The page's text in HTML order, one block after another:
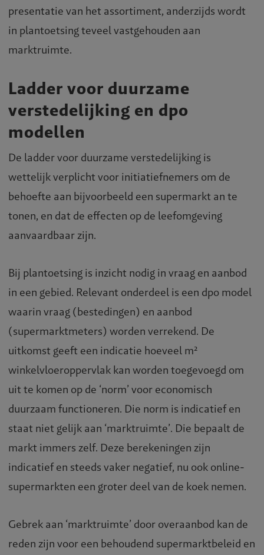
presentatie van het assortiment, anderzijds wordt
in plantoetsing teveel vastgehouden aan
marktruimte.
Ladder voor duurzame
verstedelijking en dpo
modellen
De ladder voor duurzame verstedelijking is
wettelijk verplicht voor initiatiefnemers om de
behoefte aan bijvoorbeeld een supermarkt an te
tonen, en dat de effecten op de leefomgeving
aanvaardbaar zijn.
Bij plantoetsing is inzicht nodig in vraag en aanbod
in een gebied. Relevant onderdeel is een dpo model
waarin vraag (bestedingen) en aanbod
(supermarktmeters) worden verrekend. De
uitkomst geeft een indicatie hoeveel m²
winkelvloeroppervlak kan worden toegevoegd om
uit te komen op de ‘norm’ voor economisch
duurzaam functioneren. Die norm is indicatief en
staat niet gelijk aan ‘marktruimte’. Die bepaalt de
markt immers zelf. Deze berekeningen zijn
indicatief en steeds vaker negatief, nu ook online-
supermarkten een groter deel van de koek nemen.
Gebrek aan ‘marktruimte’ door overaanbod kan de
reden zijn voor een behoudend supermarktbeleid en